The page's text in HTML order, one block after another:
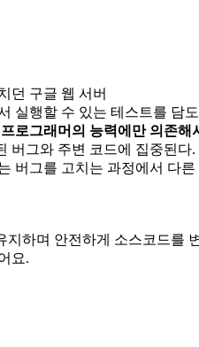
던 구글 웹 서버
실행할 수 있는 테스트를 담
로그래머의 능력에만 의존해
버그와 주변 코드에 집중된다.
버그를 고치는 과정에서 다
지하며 안전하게 소스코드를
요.